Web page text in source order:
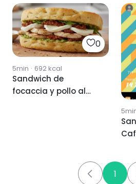
0
5min · 692kcal
Sandwich de
focaccia y pollo al
1